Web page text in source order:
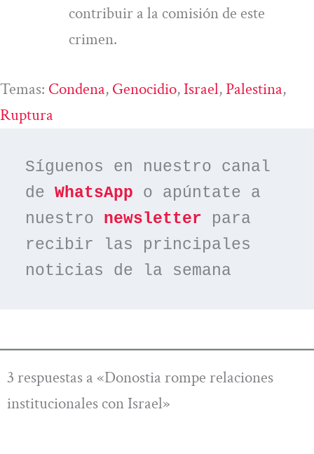
contribuir a la comisión de este
crimen.
Temas: Condena, Genocidio, Israel, Palestina
Ruptura
Síguenos en nuestro canal
de WhatsApp o apúntate a
nuestro newsletter para
recibir las principales
noticias de la semana
3 respuestas a «Donostia rompe relaciones
institucionales con Israel»